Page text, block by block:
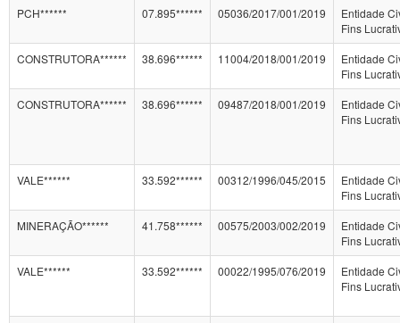
PCH******
07.895****** 05036/2017/001/2019
Entidade
Fins
CONSTRUTORA******
38.696****** 11004/2018/001/2019
Entidade
Fins
CONSTRUTORA******
38.696****** 09487/2018/001/2019
Entidade
Fins
VALE****** 33.592****** 00312/1996/045/2015
Entidade
Fins
MINERAÇÃO******
41.758****** 00575/2003/002/2019
Entidade
Fins
VALE******
33.592****** 00022/1995/076/2019
Entidade
Fins